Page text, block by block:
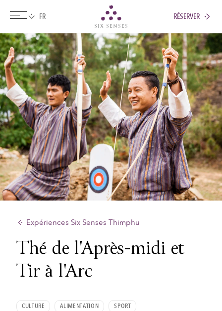
RÉSERVER
Expériences Six Senses Thimphu
Thé de l'Après-midi et
Tir à l'Arc
CULTURE ALIMENTATION SPORT